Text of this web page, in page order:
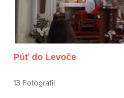
Púť do Levoče
13 Fotografií